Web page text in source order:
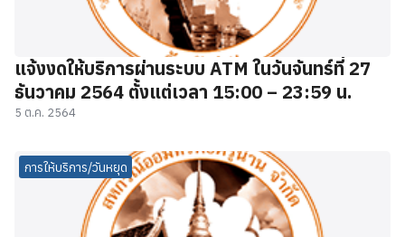
แจ้งงดให้บริการผ่านระบบ ATM ในวันจันทร์ที่ 27
ธันวาคม 2564 ตั้งแต่เวลา 15:00 – 23:59 น.
5 ต.ค. 2564
การให้บริการ/วันหยุด